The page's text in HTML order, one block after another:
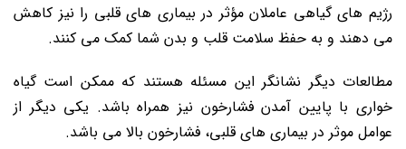
رژیم‌ های گیاهی عاملان مؤثر در بیماری های قلبی را نیز کاهش
می ‌دهند و به‌ حفظ سلامت قلب و بدن شما کمک می‌ کنند.
مطالعات دیگر نشانگر این مسئله هستند که ممکن است گیاه
خواری با پایین آمدن فشارخون نیز همراه باشد. یکی دیگر از
عوامل موثر در بیماری‌ های قلبی، فشارخون بالا می باشد.